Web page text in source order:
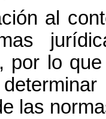
al
por lo
las